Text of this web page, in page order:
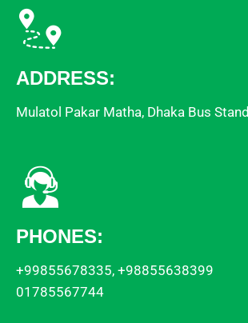
ADDRESS:
Mulatol Pakar Matha, Dhaka Bus
PHONES:
+99855678335, +98855638399
01785567744